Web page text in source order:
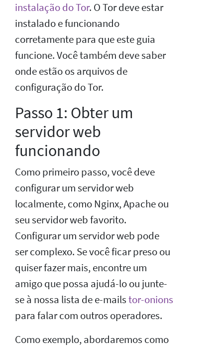
instalação do Tor. O Tor deve estar
instalado e funcionando
corretamente para que este guia
funcione. Você também deve saber
onde estão os arquivos de
configuração do Tor.
Passo 1: Obter um
servidor web
funcionando
Como primeiro passo, você deve
configurar um servidor web
localmente, como Nginx, Apache ou
seu servidor web favorito.
Configurar um servidor web pode
ser complexo. Se você ficar preso ou
quiser fazer mais, encontre um
amigo que possa ajudá-lo ou junte-
se à nossa lista de e-mailstor-onions
para falar com outros operadores.
Como exemplo, abordaremos como